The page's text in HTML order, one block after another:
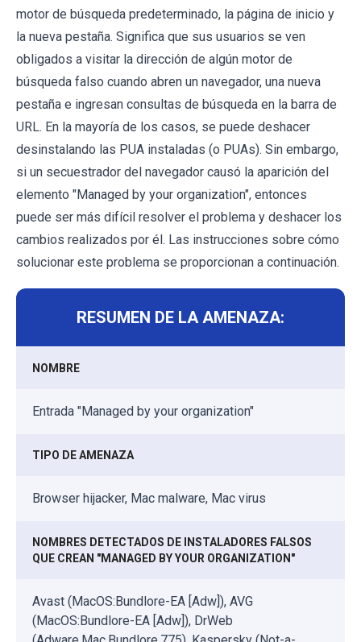
motor de búsqueda predeterminado, la página de inicio y
la nueva pestaña. Significa que sus usuarios se ven
obligados a visitar la dirección de algún motor de
búsqueda falso cuando abren un navegador, una nueva
pestaña e ingresan consultas de búsqueda en la barra de
URL. En la mayoría de los casos, se puede deshacer
desinstalando las PUA instaladas (o PUAs). Sin embargo,
si un secuestrador del navegador causó la aparición del
elemento "Managed by your organization", entonces
puede ser más difícil resolver el problema y deshacer los
cambios realizados por él. Las instrucciones sobre cómo
solucionar este problema se proporcionan a continuación.
RESUMEN DE LA AMENAZA:
NOMBRE
Entrada "Managed by your organization"
TIPO DE AMENAZA
Browser hijacker, Mac malware, Mac virus
NOMBRES DETECTADOS DE INSTALADORES FALSOS
QUE CREAN "MANAGED BY YOUR ORGANIZATION"
Avast (MacOS:Bundlore-EA [Adw]), AVG
(MacOS:Bundlore-EA [Adw]), DrWeb